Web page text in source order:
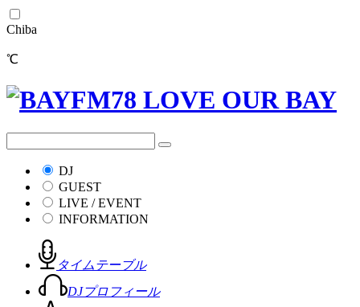
Chiba
℃
DJ
GUEST
LIVE / EVENT
INFORMATION
タイムテーブル
DJプロフィール